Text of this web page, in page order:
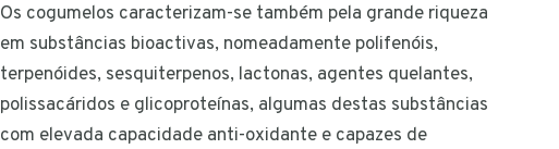
Os cogumelos caracterizam-se também pela grande riqueza
em substâncias bioactivas, nomeadamente polifenóis,
terpenóides, sesquiterpenos, lactonas, agentes quelantes,
polissacáridos e glicoproteínas, algumas destas substâncias
com elevada capacidade anti-oxidante e capazes de